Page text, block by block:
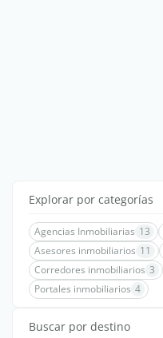
Explorar por categorías
Agencias Inmobiliarias 13
Asesores inmobiliarios 11
Corredores inmobiliarios 3
Portales inmobiliarios 4
Buscar por destino